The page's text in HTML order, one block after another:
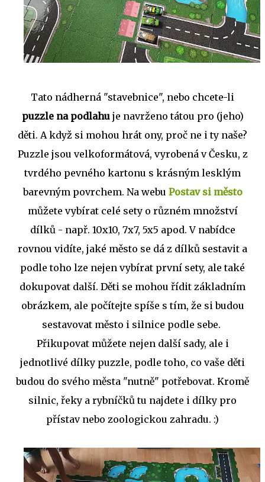
Tato nádherná "stavebnice", nebo chcete-li
puzzle na podlahuje navrženo tátou pro (jeho)
děti. A když si mohou hrát ony, proč ne i ty naše?
Puzzle jsou velkoformátová, vyrobená v Česku, z
tvrdého pevného kartonu s krásným lesklým
barevným povrchem. Na webu Postav si město
můžete vybírat celé sety o různém množství
dílků - např. 10x10, 7x7, 5x5 apod. V nabídce
rovnou vidíte, jaké město se dá z dílků sestavit a
podle toho lze nejen vybírat první sety, ale také
dokupovat další. Děti se mohou řídit základním
obrázkem, ale počítejte spíše s tím, že si budou
sestavovat město i silnice podle sebe.
Přikupovat můžete nejen další sady, ale i
jednotlivé dílky puzzle, podle toho, co vaše děti
budou do svého města "nutně" potřebovat. Kromě
silnic, řeky a rybníčků tu najdete i dílky pro
přístav nebo zoologickou zahradu. :)